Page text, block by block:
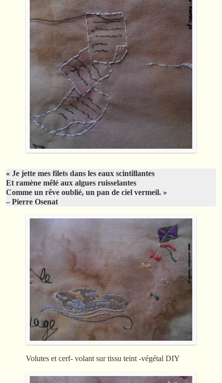
« Je jette mes filets dans les eaux scintillantes
Et ramène mêlé aux algues ruisselantes
Comme un rêve oublié, un pan de ciel vermeil. »
– Pierre Osenat
Volutes et cerf- volant sur tissu teint -végétal DIY